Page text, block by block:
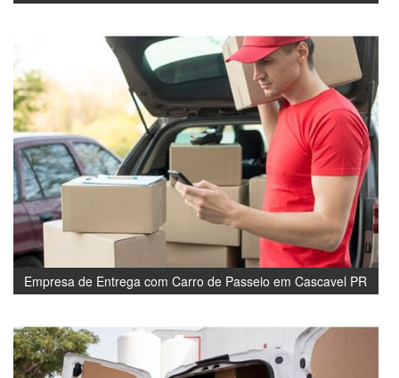
Empresa de Entrega com Carro de Passeio em Cascavel PR